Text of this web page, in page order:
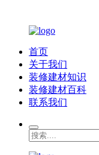
首页
关于我们
装修建材知识
装修建材百科
联系我们